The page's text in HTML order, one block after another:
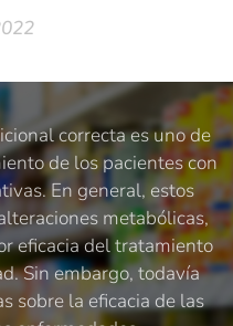
correcta es uno de
de los pacientes con
En general, estos
metabólicas,
eficacia del tratamiento
Sin embargo, todavía
sobre la eficacia de las